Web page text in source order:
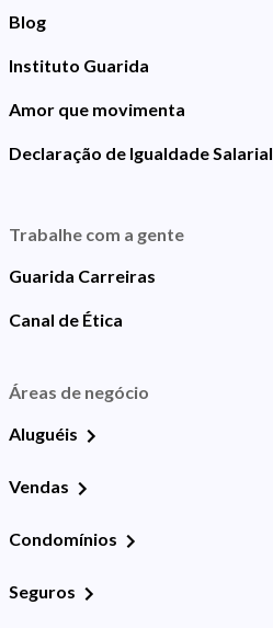
Blog
Instituto Guarida
Amor que movimenta
Declaração de Igualdade Salarial
Trabalhe com a gente
Guarida Carreiras
Canal de Ética
Áreas de negócio
Aluguéis
Vendas
Condomínios
Seguros